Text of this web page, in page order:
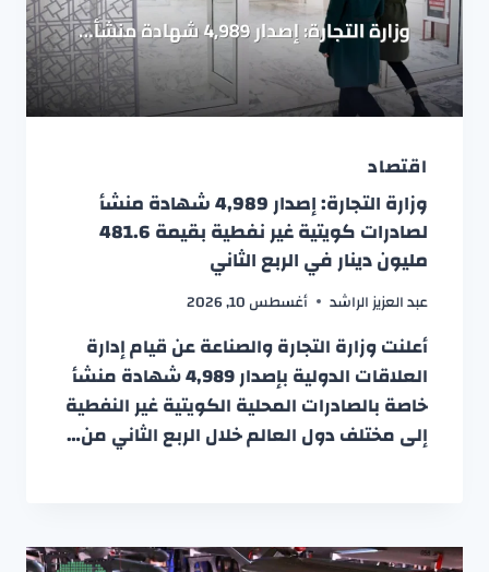
اقتصاد
وزارة التجارة: إصدار 4,989 شهادة منشأ
لصادرات كويتية غير نفطية بقيمة 481.6
مليون دينار في الربع الثاني
عبد العزيز الراشد أغسطس 10, 2026
أعلنت وزارة التجارة والصناعة عن قيام إدارة
العلاقات الدولية بإصدار 4,989 شهادة منشأ
خاصة بالصادرات المحلية الكويتية غير النفطية
إلى مختلف دول العالم خلال الربع الثاني من…